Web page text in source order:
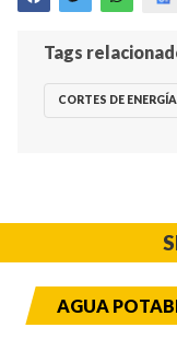
Tags
CORTES DE ENERGÍA
AGUA